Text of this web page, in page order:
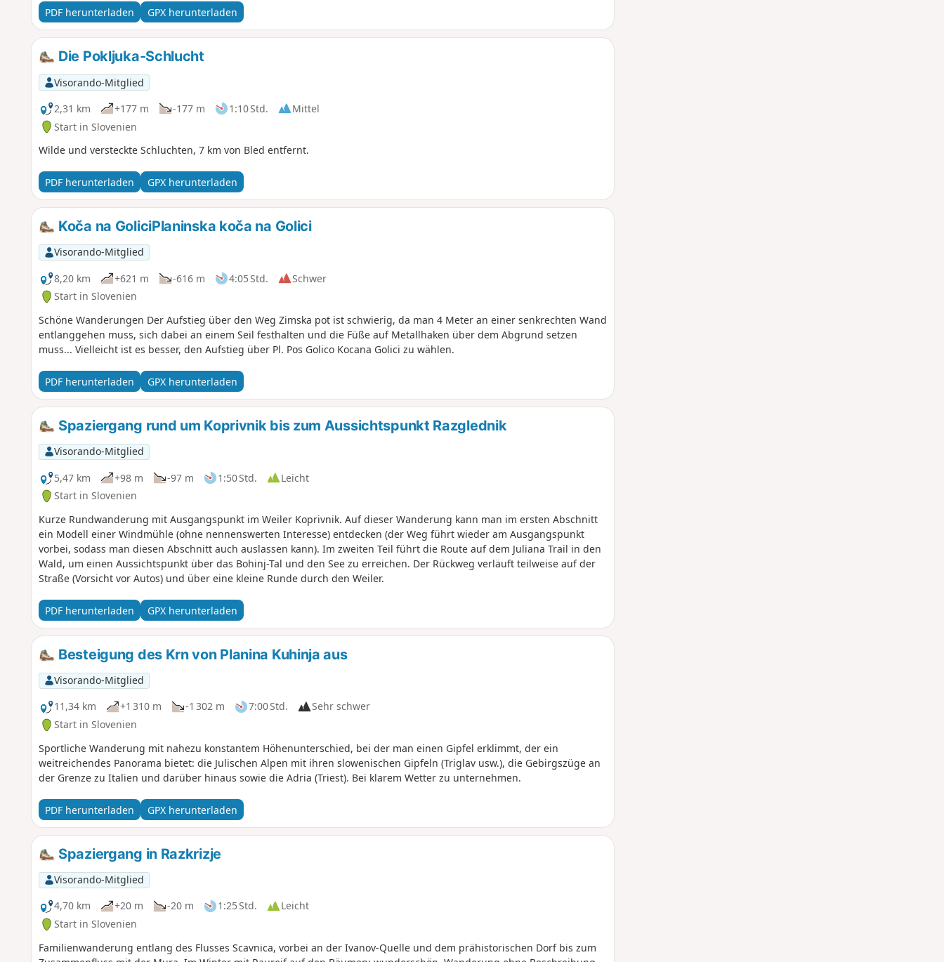
PDF herunterladen GPX herunterladen
Die Pokljuka-Schlucht
Visorando-Mitglied
2,31 km
+177 m -177 m 1:10 Std.
Mittel
Start in Slovenien
Wilde und versteckte Schluchten, 7 km von Bled entfernt.
PDF herunterladen GPX herunterladen
Koča na GoliciPlaninska koča na Golici
Visorando-Mitglied
8,20 km
+621 m -616 m 4:05 Std.
Schwer
Start in Slovenien
Schöne Wanderungen Der Aufstieg über den Weg Zimska pot ist schwierig, da man 4 Meter an einer senkrechten Wand
entlanggehen muss, sich dabei an einem Seil festhalten und die Füße auf Metallhaken über dem Abgrund setzen
muss... Vielleicht ist es besser, den Aufstieg über Pl. Pos Golico Kocana Golici zu wählen.
PDF herunterladen GPX herunterladen
Spaziergang rund um Koprivnik bis zum Aussichtspunkt Razglednik
Visorando-Mitglied
5,47 km
+98 m -97 m 1:50 Std.
Leicht
Start in Slovenien
Kurze Rundwanderung mit Ausgangspunkt im Weiler Koprivnik. Auf dieser Wanderung kann man im ersten Abschnitt
ein Modell einer Windmühle (ohne nennenswerten Interesse) entdecken (der Weg führt wieder am Ausgangspunkt
vorbei, sodass man diesen Abschnitt auch auslassen kann). Im zweiten Teil führt die Route auf dem Juliana Trail in den
Wald, um einen Aussichtspunkt über das Bohinj-Tal und den See zu erreichen. Der Rückweg verläuft teilweise auf der
Straße (Vorsicht vor Autos) und über eine kleine Runde durch den Weiler.
PDF herunterladen GPX herunterladen
Besteigung des Krn von Planina Kuhinja aus
Visorando-Mitglied
11,34 km
+1 310 m -1 302 m 7:00 Std.
Sehr schwer
Start in Slovenien
Sportliche Wanderung mit nahezu konstantem Höhenunterschied, bei der man einen Gipfel erklimmt, der ein
weitreichendes Panorama bietet: die Julischen Alpen mit ihren slowenischen Gipfeln (Triglav usw.), die Gebirgszüge an
der Grenze zu Italien und darüber hinaus sowie die Adria (Triest). Bei klarem Wetter zu unternehmen.
PDF herunterladen GPX herunterladen
Spaziergang in Razkrizje
Visorando-Mitglied
4,70 km
+20 m -20 m 1:25 Std.
Leicht
Start in Slovenien
Familienwanderung entlang des Flusses Scavnica, vorbei an der Ivanov-Quelle und dem prähistorischen Dorf bis zum